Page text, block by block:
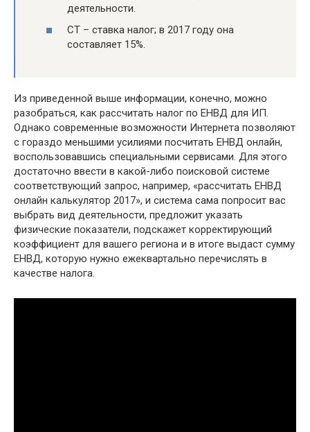
деятельности.
СТ – ставка налог; в 2017 году она
составляет 15%.
Из приведенной выше информации, конечно, можно
разобраться, как рассчитать налог по ЕНВД для ИП.
Однако современные возможности Интернета позволяют
с гораздо меньшими усилиями посчитать ЕНВД онлайн,
воспользовавшись специальными сервисами. Для этого
достаточно ввести в какой-либо поисковой системе
соответствующий запрос, например, «рассчитать ЕНВД
онлайн калькулятор 2017», и система сама попросит вас
выбрать вид деятельности, предложит указать
физические показатели, подскажет корректирующий
коэффициент для вашего региона и в итоге выдаст сумму
ЕНВД, которую нужно ежеквартально перечислять в
качестве налога.